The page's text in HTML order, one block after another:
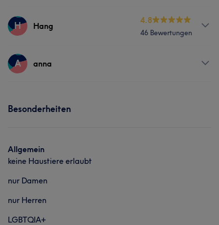
Services
Haarentfernung
H Hang
4.8
46 Bewertungen
Services
Portfolio
A anna
Besonderheiten
Allgemein
keine Haustiere erlaubt
nur Damen
nur Herren
LGBTQIA+